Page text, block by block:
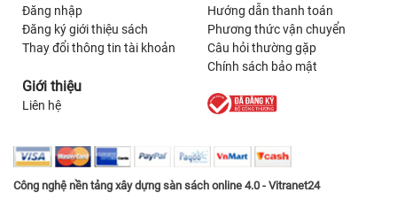
Đăng nhập
Đăng ký giới thiệu sách
Thay đổi thông tin tài khoản
Hướng dẫn thanh toán
Phương thức vận chuyển
Câu hỏi thường gặp
Chính sách bảo mật
Giới thiệu
Liên hệ
Công nghệ nền tảng xây dựng sàn sách online 4.0 - Vitranet24